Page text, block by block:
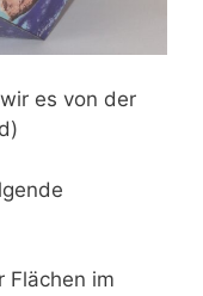
es von der
Flächen im